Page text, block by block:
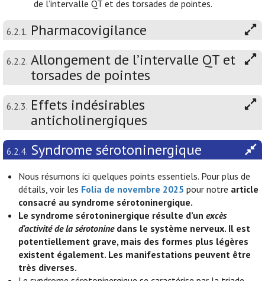
de l’intervalle QT et des torsades de pointes.
6.2.1. Pharmacovigilance
6.2.2. Allongement de l’intervalle QT et
torsades de pointes
6.2.3. Effets indésirables
anticholinergiques
6.2.4. Syndrome sérotoninergique
Nous résumons ici quelques points essentiels. Pour plus de
détails, voir les Folia de novembre 2025 pour notre article
consacré au syndrome sérotoninergique.
Le syndrome sérotoninergique résulte d’unexcès
d'activité de la sérotoninedans le système nerveux. Il est
potentiellement grave, mais des formes plus légères
existent également. Les manifestations peuvent être
très diverses.